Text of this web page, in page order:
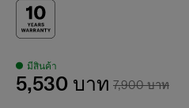
มีสินค้า
7,900 บาท
5,530 บาท